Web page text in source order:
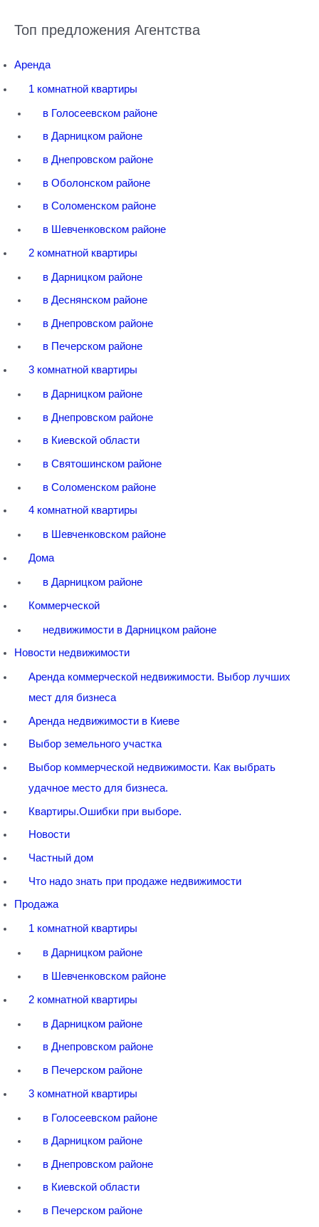
Топ предложения Агентства
Аренда
1 комнатной квартиры
в Голосеевском районе
в Дарницком районе
в Днепровском районе
в Оболонском районе
в Соломенском районе
в Шевченковском районе
2 комнатной квартиры
в Дарницком районе
в Деснянском районе
в Днепровском районе
в Печерском районе
3 комнатной квартиры
в Дарницком районе
в Днепровском районе
в Киевской области
в Святошинском районе
в Соломенском районе
4 комнатной квартиры
в Шевченковском районе
Дома
в Дарницком районе
Коммерческой
недвижимости в Дарницком районе
Новости недвижимости
Аренда коммерческой недвижимости. Выбор лучших
мест для бизнеса
Аренда недвижимости в Киеве
Выбор земельного участка
Выбор коммерческой недвижимости. Как выбрать
удачное место для бизнеса.
Квартиры.Ошибки при выборе.
Новости
Частный дом
Что надо знать при продаже недвижимости
Продажа
1 комнатной квартиры
в Дарницком районе
в Шевченковском районе
2 комнатной квартиры
в Дарницком районе
в Днепровском районе
в Печерском районе
3 комнатной квартиры
в Голосеевском районе
в Дарницком районе
в Днепровском районе
в Киевской области
в Печерском районе